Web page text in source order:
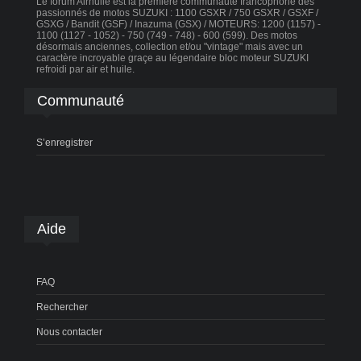
passionnés de motos SUZUKI : 1100 GSXR / 750 GSXR / GSXF /
GSXG / Bandit (GSF) / Inazuma (GSX) / MOTEURS: 1200 (1157) -
1100 (1127 - 1052) - 750 (749 - 748) - 600 (599). Des motos
désormais anciennes, collection et/ou "vintage" mais avec un
caractère incroyable graçe au légendaire bloc moteur SUZUKI
refroidi par air et huile.
Communauté
S’enregistrer
Aide
FAQ
Rechercher
Nous contacter